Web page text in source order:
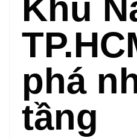
Khu
phá
tầng